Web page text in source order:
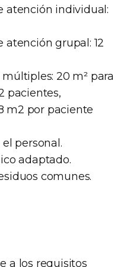
atención individual:
atención grupal: 12
20 m² para
pacientes,
m2 por paciente
personal.
adaptado.
comunes.
a los requisitos